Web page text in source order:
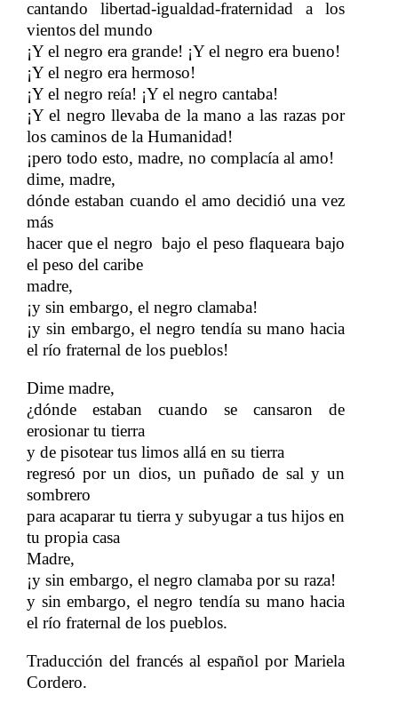
cantando libertad-igualdad-fraternidad a los
vientosdel mundo
¡Y el negro era grande! ¡Y el negro era bueno!
¡Y el negro era hermoso!
¡Y el negro reía! ¡Y el negro cantaba!
¡Y el negro llevaba de la mano a las razas por
los caminos de la Humanidad!
¡pero todo esto, madre, no complacía al amo!
dime, madre,
dónde estaban cuando el amo decidió una vez
más
hacer que el negro bajo el peso flaqueara bajo
el peso del caribe
madre,
¡y sin embargo, el negro clamaba!
¡y sin embargo, el negro tendía su mano hacia
el río fraternal de los pueblos!
Dime madre,
¿dónde estaban cuando se cansaron de
erosionar tu tierra
y de pisotear tus limos allá en su tierra
regresó por un dios, un puñado de sal y un
sombrero
para acaparar tu tierra y subyugar a tus hijos en
tu propia casa
Madre,
¡y sin embargo, el negro clamaba por su raza!
y sin embargo, el negro tendía su mano hacia
el río fraternal de los pueblos.
Traducción del francés al español por Mariela
Cordero.